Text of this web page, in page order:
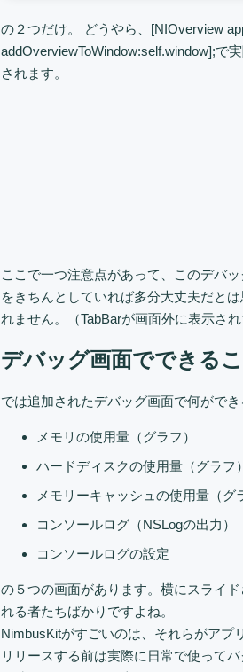
の２つだけ。 どうやら、[NIOverview
addOverviewToWindow:self.window];で
されます。
ここで一つ注意点があって、このデバ
をきちんとしていれば多分大丈夫だと
れません。（TabBarが画面外に表示さ
デバッグ画面でできる
では追加されたデバッグ画面で何ができ
メモリの使用量（グラフ）
ハードディスクの使用量（グラフ）
メモリーキャッシュの使用量（グ
コンソールログ（NSLogの出力）
コンソールログの設定
の５つの画面があります。横にスライ
れる者たちばかりですよね。
NimbusKitがすごいのは、それらがアプ
リリースする前は実際に日常で使って